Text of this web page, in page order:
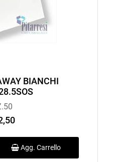
BIANCHI
Agg. Carrello